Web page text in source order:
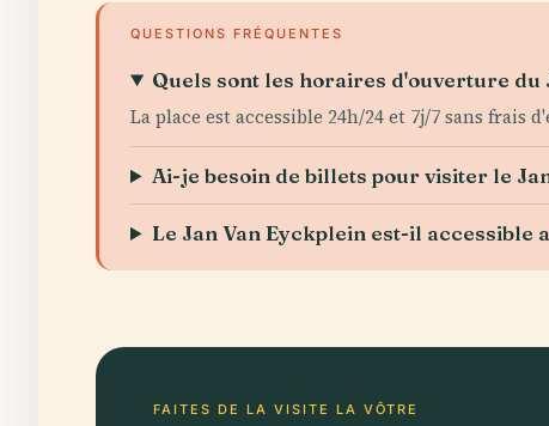
QUESTIONS FRÉQUENTES
Quels sont les horaires d'ouverture du
La place est accessible 24h/24 et 7j/7 sans frais
Ai-je besoin de billets pour visiter le
Le Jan Van Eyckplein est-il accessible
FAITES DE LA VISITE LA VÔTRE